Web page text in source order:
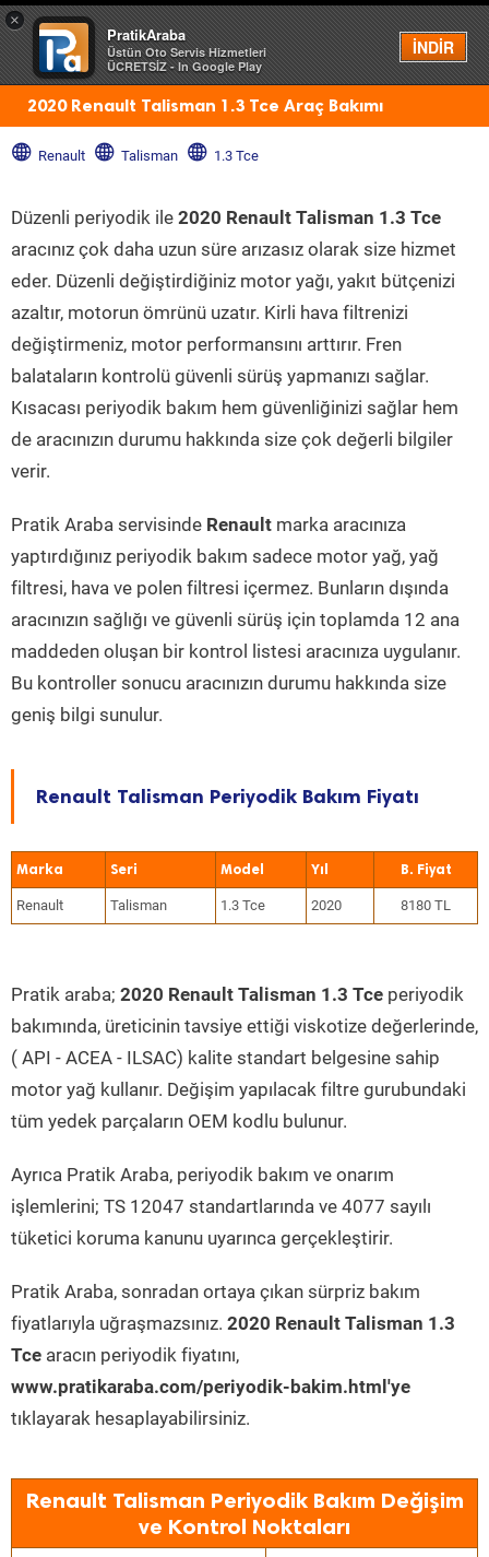
×
PratikAraba
Üstün Oto Servis Hizmetleri
ÜCRETSİZ - In Google Play
İNDİR
Menü
2020 Renault Talisman 1.3 Tce Araç Bakımı
Renault Talisman 1.3 Tce
Düzenli periyodik ile 2020 Renault Talisman 1.3 Tce
aracınız çok daha uzun süre arızasız olarak size hizmet
eder. Düzenli değiştirdiğiniz motor yağı, yakıt bütçenizi
azaltır, motorun ömrünü uzatır. Kirli hava filtrenizi
değiştirmeniz, motor performansını arttırır. Fren
balataların kontrolü güvenli sürüş yapmanızı sağlar.
Kısacası periyodik bakım hem güvenliğinizi sağlar hem
de aracınızın durumu hakkında size çok değerli bilgiler
verir.
Pratik Araba servisinde Renault marka aracınıza
yaptırdığınız periyodik bakım sadece motor yağ, yağ
filtresi, hava ve polen filtresi içermez. Bunların dışında
aracınızın sağlığı ve güvenli sürüş için toplamda 12 ana
maddeden oluşan bir kontrol listesi aracınıza uygulanır.
Bu kontroller sonucu aracınızın durumu hakkında size
geniş bilgi sunulur.
Renault Talisman Periyodik Bakım Fiyatı
Marka Seri Model Yıl
Renault Talisman 1.3 Tce 2020 8180 TL
Pratik araba; 2020 Renault Talisman 1.3 Tce periyodik
bakımında, üreticinin tavsiye ettiği viskotize değerlerinde,
( API - ACEA - ILSAC) kalite standart belgesine sahip
motor yağ kullanır. Değişim yapılacak filtre gurubundaki
tüm yedek parçaların OEM kodlu bulunur.
Ayrıca Pratik Araba, periyodik bakım ve onarım
işlemlerini; TS 12047 standartlarında ve 4077 sayılı
tüketici koruma kanunu uyarınca gerçekleştirir.
Pratik Araba, sonradan ortaya çıkan sürpriz bakım
fiyatlarıyla uğraşmazsınız. 2020 Renault Talisman 1.3
Tce aracın periyodik fiyatını,
www.pratikaraba.com/periyodik-bakim.html'ye
tıklayarak hesaplayabilirsiniz.
Renault Talisman Periyodik Bakım Değişim
ve Kontrol Noktaları